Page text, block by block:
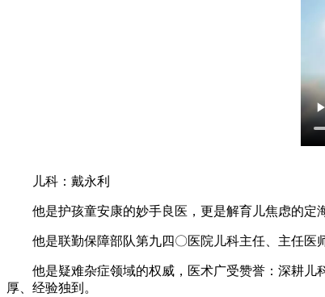
儿科：戴永利
他是护孩童安康的妙手良医，更是解育儿焦虑的定海
他是联勤保障部队第九四〇医院儿科主任、主任医师
他是疑难杂症领域的权威，医术广受赞誉：深耕儿
厚、经验独到。